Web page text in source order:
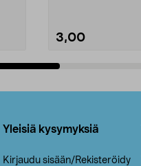
3,00
Yleisiä kysymyksiä
Kirjaudu sisään/Rekisteröidy